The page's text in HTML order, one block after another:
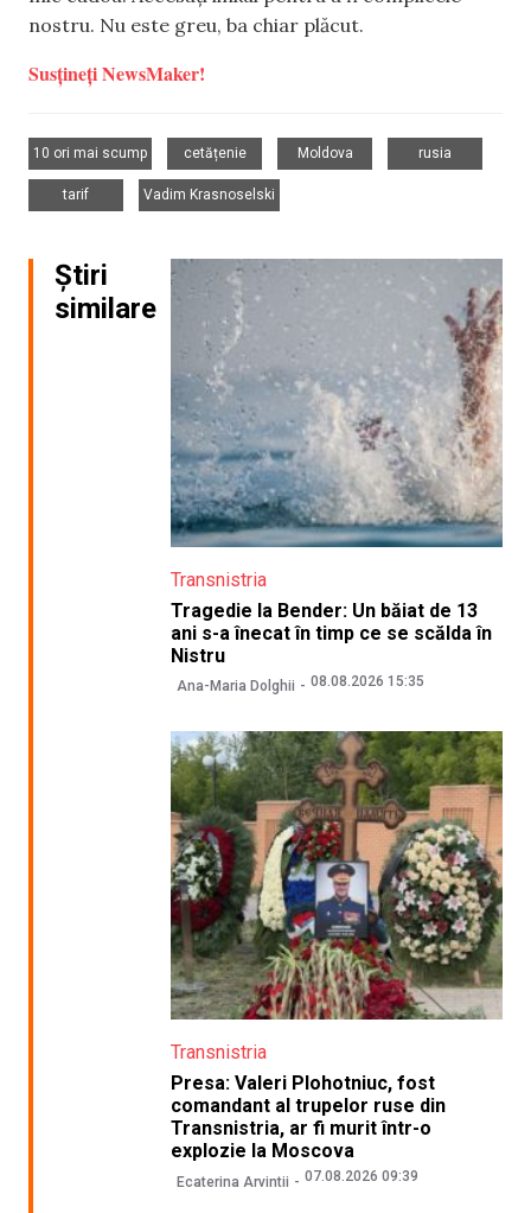
nostru. Nu este greu, ba chiar plăcut.
Susțineți NewsMaker!
10 ori mai scump
cetățenie
Moldova
rusia
tarif
Vadim Krasnoselski
Știri
similare
Transnistria
Tragedie la Bender: Un băiat de 13
ani s-a înecat în timp ce se scălda în
Nistru
Ana-Maria Dolghii 08.08.2026 15:35
Transnistria
Presa: Valeri Plohotniuc, fost
comandant al trupelor ruse din
Transnistria, ar fi murit într-o
explozie la Moscova
Ecaterina Arvintii 07.08.2026 09:39